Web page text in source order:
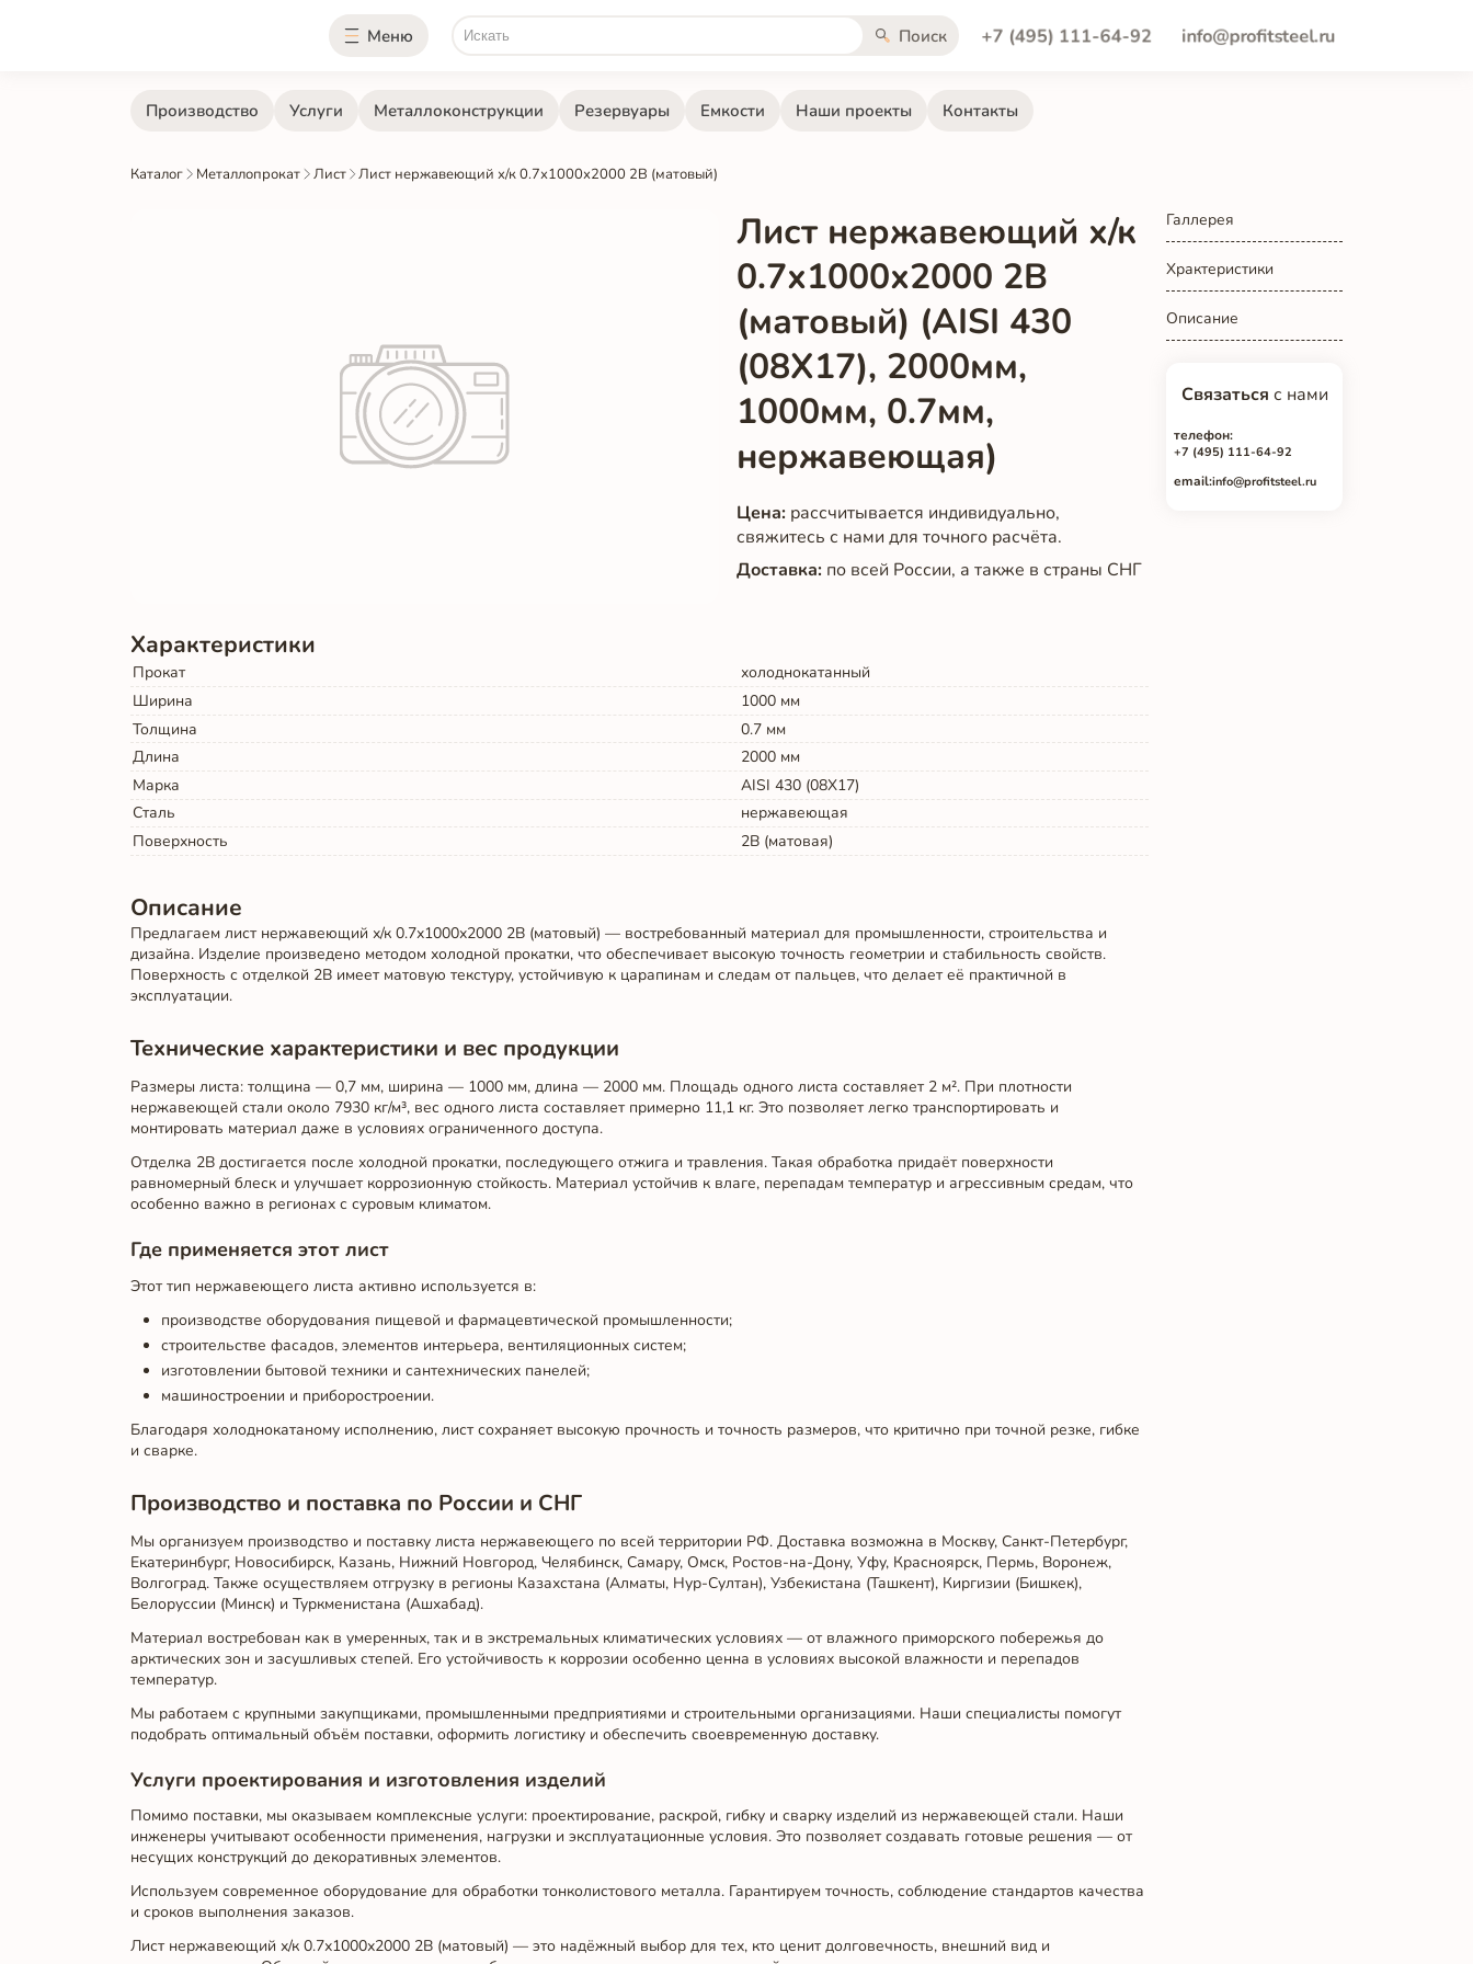
Меню Поиск +7 (495) 111-64-92 info@profitsteel.ru
Производство Услуги Металлоконструкции Резервуары Емкости Наши проекты Контакты
Каталог Металлопрокат Лист Лист нержавеющий х/к 0.7х1000х2000 2B (матовый)
Лист нержавеющий х/к
0.7х1000х2000 2B
(матовый) (AISI 430
(08Х17), 2000мм,
1000мм, 0.7мм,
нержавеющая)
Цена: рассчитывается индивидуально,
свяжитесь с нами для точного расчёта.
Доставка: по всей России, а также в страны СНГ
Галлерея
Храктеристики
Описание
Связаться с нами
телефон:
+7 (495) 111-64-92
email:info@profitsteel.ru
Характеристики
Прокат
холоднокатанный
Ширина
1000 мм
Толщина
0.7 мм
Длина
2000 мм
Марка
AISI 430 (08Х17)
Сталь
нержавеющая
Поверхность
2B (матовая)
Описание
Предлагаем лист нержавеющий х/к 0.7х1000х2000 2B (матовый) — востребованный материал для промышленности, строительства и
дизайна. Изделие произведено методом холодной прокатки, что обеспечивает высокую точность геометрии и стабильность свойств.
Поверхность с отделкой 2B имеет матовую текстуру, устойчивую к царапинам и следам от пальцев, что делает её практичной в
эксплуатации.
Технические характеристики и вес продукции
Размеры листа: толщина — 0,7 мм, ширина — 1000 мм, длина — 2000 мм. Площадь одного листа составляет 2 м². При плотности
нержавеющей стали около 7930 кг/м³, вес одного листа составляет примерно 11,1 кг. Это позволяет легко транспортировать и
монтировать материал даже в условиях ограниченного доступа.
Отделка 2B достигается после холодной прокатки, последующего отжига и травления. Такая обработка придаёт поверхности
равномерный блеск и улучшает коррозионную стойкость. Материал устойчив к влаге, перепадам температур и агрессивным средам, что
особенно важно в регионах с суровым климатом.
Где применяется этот лист
Этот тип нержавеющего листа активно используется в:
производстве оборудования пищевой и фармацевтической промышленности;
строительстве фасадов, элементов интерьера, вентиляционных систем;
изготовлении бытовой техники и сантехнических панелей;
машиностроении и приборостроении.
Благодаря холоднокатаному исполнению, лист сохраняет высокую прочность и точность размеров, что критично при точной резке, гибке
и сварке.
Производство и поставка по России и СНГ
Мы организуем производство и поставку листа нержавеющего по всей территории РФ. Доставка возможна в Москву, Санкт-Петербург,
Екатеринбург, Новосибирск, Казань, Нижний Новгород, Челябинск, Самару, Омск, Ростов-на-Дону, Уфу, Красноярск, Пермь, Воронеж,
Волгоград. Также осуществляем отгрузку в регионы Казахстана (Алматы, Нур-Султан), Узбекистана (Ташкент), Киргизии (Бишкек),
Белоруссии (Минск) и Туркменистана (Ашхабад).
Материал востребован как в умеренных, так и в экстремальных климатических условиях — от влажного приморского побережья до
арктических зон и засушливых степей. Его устойчивость к коррозии особенно ценна в условиях высокой влажности и перепадов
температур.
Мы работаем с крупными закупщиками, промышленными предприятиями и строительными организациями. Наши специалисты помогут
подобрать оптимальный объём поставки, оформить логистику и обеспечить своевременную доставку.
Услуги проектирования и изготовления изделий
Помимо поставки, мы оказываем комплексные услуги: проектирование, раскрой, гибку и сварку изделий из нержавеющей стали. Наши
инженеры учитывают особенности применения, нагрузки и эксплуатационные условия. Это позволяет создавать готовые решения — от
несущих конструкций до декоративных элементов.
Используем современное оборудование для обработки тонколистового металла. Гарантируем точность, соблюдение стандартов качества
и сроков выполнения заказов.
Лист нержавеющий х/к 0.7х1000х2000 2B (матовый) — это надёжный выбор для тех, кто ценит долговечность, внешний вид и